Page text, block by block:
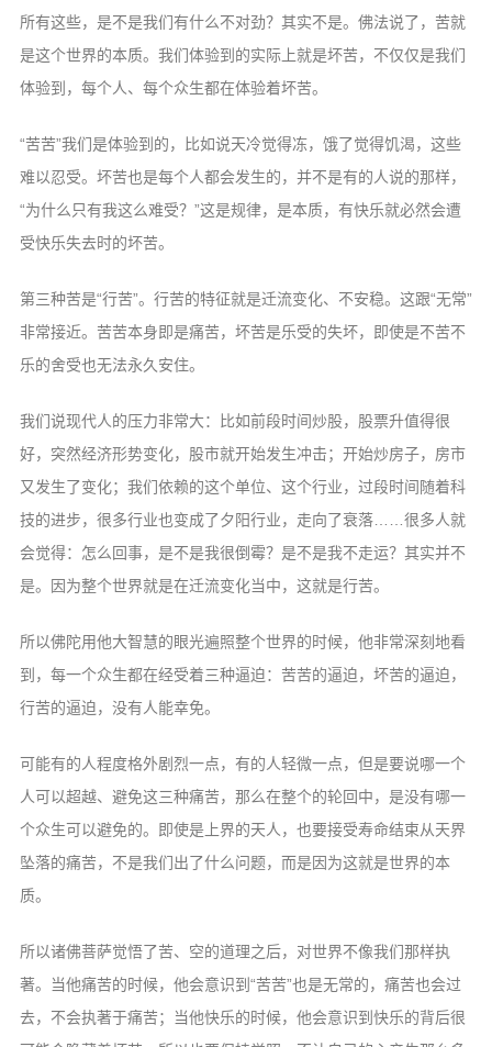
所有这些，是不是我们有什么不对劲？其实不是。佛法说了，苦就
是这个世界的本质。我们体验到的实际上就是坏苦，不仅仅是我们
体验到，每个人、每个众生都在体验着坏苦。
“苦苦”我们是体验到的，比如说天冷觉得冻，饿了觉得饥渴，这些
难以忍受。坏苦也是每个人都会发生的，并不是有的人说的那样，
“为什么只有我这么难受？”这是规律，是本质，有快乐就必然会遭
受快乐失去时的坏苦。
第三种苦是“行苦”。行苦的特征就是迁流变化、不安稳。这跟“无常”
非常接近。苦苦本身即是痛苦，坏苦是乐受的失坏，即使是不苦不
乐的舍受也无法永久安住。
我们说现代人的压力非常大：比如前段时间炒股，股票升值得很
好，突然经济形势变化，股市就开始发生冲击；开始炒房子，房市
又发生了变化；我们依赖的这个单位、这个行业，过段时间随着科
技的进步，很多行业也变成了夕阳行业，走向了衰落……很多人就
会觉得：怎么回事，是不是我很倒霉？是不是我不走运？其实并不
是。因为整个世界就是在迁流变化当中，这就是行苦。
所以佛陀用他大智慧的眼光遍照整个世界的时候，他非常深刻地看
到，每一个众生都在经受着三种逼迫：苦苦的逼迫，坏苦的逼迫，
行苦的逼迫，没有人能幸免。
可能有的人程度格外剧烈一点，有的人轻微一点，但是要说哪一个
人可以超越、避免这三种痛苦，那么在整个的轮回中，是没有哪一
个众生可以避免的。即使是上界的天人，也要接受寿命结束从天界
坠落的痛苦，不是我们出了什么问题，而是因为这就是世界的本
质。
所以诸佛菩萨觉悟了苦、空的道理之后，对世界不像我们那样执
著。当他痛苦的时候，他会意识到“苦苦”也是无常的，痛苦也会过
去，不会执著于痛苦；当他快乐的时候，他会意识到快乐的背后很